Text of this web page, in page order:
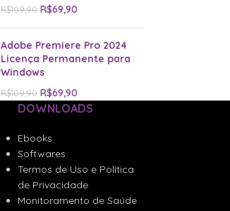
R$109,90 R$69,90
Adobe Premiere Pro 2024
Licença Permanente para
Windows
R$109,90 R$69,90
DOWNLOADS
Ebooks
Softwares
Termos de Uso e Política
de Privacidade
Monitoramento de Saúde